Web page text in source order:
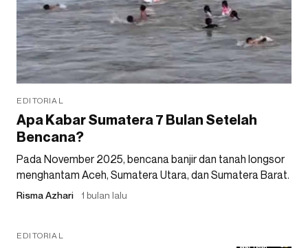
EDITORIAL
Apa Kabar Sumatera 7 Bulan Setelah
Bencana?
Pada November 2025, bencana banjir dan tanah longsor
menghantam Aceh, Sumatera Utara, dan Sumatera Barat.
Risma Azhari 1 bulan lalu
EDITORIAL